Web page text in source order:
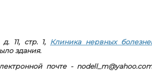
11, стр. 1, Клиника нервных
здания.
почте - nodell_m@yahoo.